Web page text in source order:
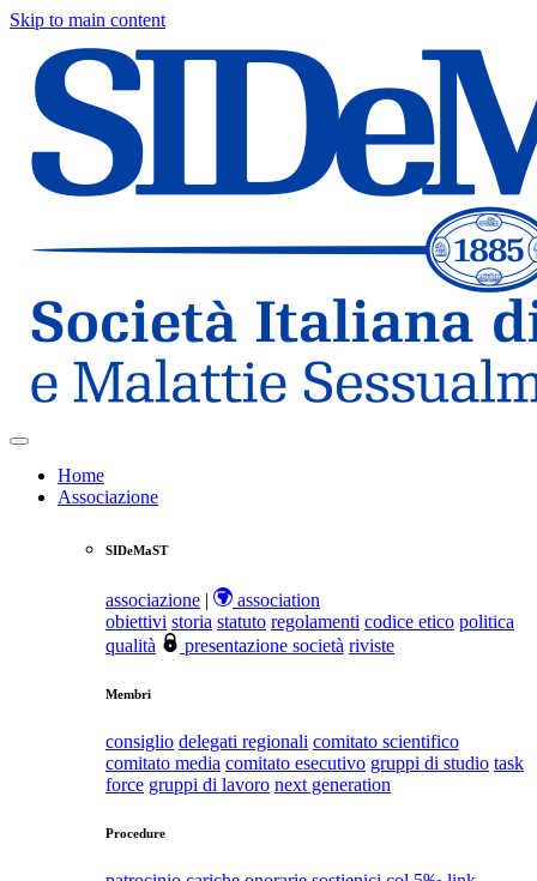
Skip to main content
Home
Associazione
SIDeMaST
associazione |
association
obiettivi storia statuto regolamenti codice etico politica
qualità
presentazione società riviste
Membri
consiglio delegati regionali comitato scientifico
comitato media comitato esecutivo gruppi di studio task
force gruppi di lavoro next generation
Procedure